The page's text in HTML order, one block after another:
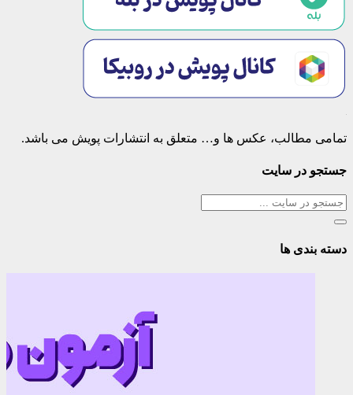
تمامی مطالب، عکس ها و… متعلق به انتشارات پویش می باشد.
جستجو در سایت
دسته بندی ها